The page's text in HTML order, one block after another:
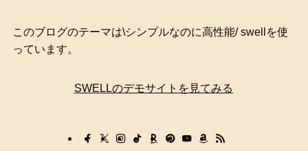
このブログのテーマは\シンプルなのに高性能/ swellを使
っています。
SWELLのデモサイトを見てみる